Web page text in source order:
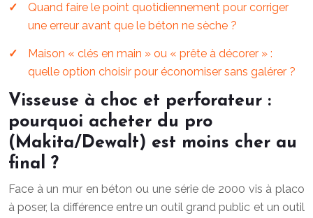
Quand faire le point quotidiennement pour corriger
une erreur avant que le béton ne sèche ?
Maison « clés en main » ou « prête à décorer » :
quelle option choisir pour économiser sans galérer ?
Visseuse à choc et perforateur :
pourquoi acheter du pro
(Makita/Dewalt) est moins cher au
final ?
Face à un mur en béton ou une série de 2000 vis à placo
à poser, la différence entre un outil grand public et un outil